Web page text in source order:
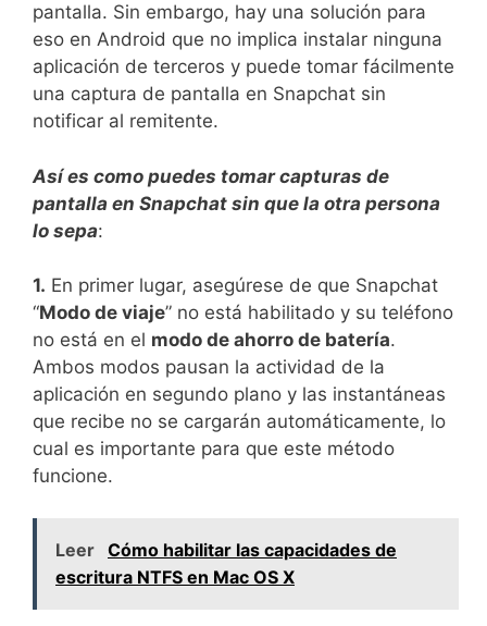
pantalla. Sin embargo, hay una solución para
eso en Android que no implica instalar ninguna
aplicación de terceros y puede tomar fácilmente
una captura de pantalla en Snapchat sin
notificar al remitente.
Así es como puedes tomar capturas de
pantalla en Snapchat sin que la otra persona
lo sepa:
1. En primer lugar, asegúrese de que Snapchat
“Modo de viaje” no está habilitado y su teléfono
no está en el modo de ahorro de batería.
Ambos modos pausan la actividad de la
aplicación en segundo plano y las instantáneas
que recibe no se cargarán automáticamente, lo
cual es importante para que este método
funcione.
Leer Cómo habilitar las capacidades de
escritura NTFS en Mac OS X